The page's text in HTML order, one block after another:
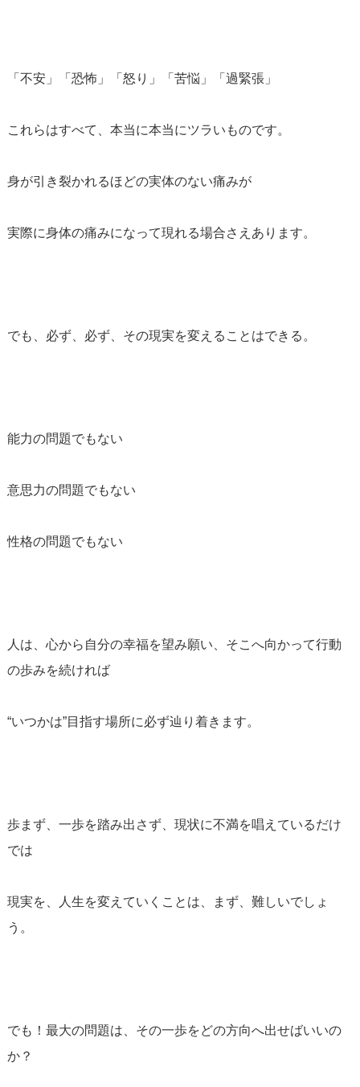
「不安」「恐怖」「怒り」「苦悩」「過緊張」
これらはすべて、本当に本当にツラいものです。
身が引き裂かれるほどの実体のない痛みが
実際に身体の痛みになって現れる場合さえあります。
でも、必ず、必ず、その現実を変えることはできる。
能力の問題でもない
意思力の問題でもない
性格の問題でもない
人は、心から自分の幸福を望み願い、そこへ向かって行動
の歩みを続ければ
“いつかは”目指す場所に必ず辿り着きます。
歩まず、一歩を踏み出さず、現状に不満を唱えているだけ
では
現実を、人生を変えていくことは、まず、難しいでしょ
う。
でも！最大の問題は、その一歩をどの方向へ出せばいいの
か？